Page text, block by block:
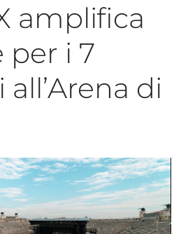
amplifica
per i 7
di